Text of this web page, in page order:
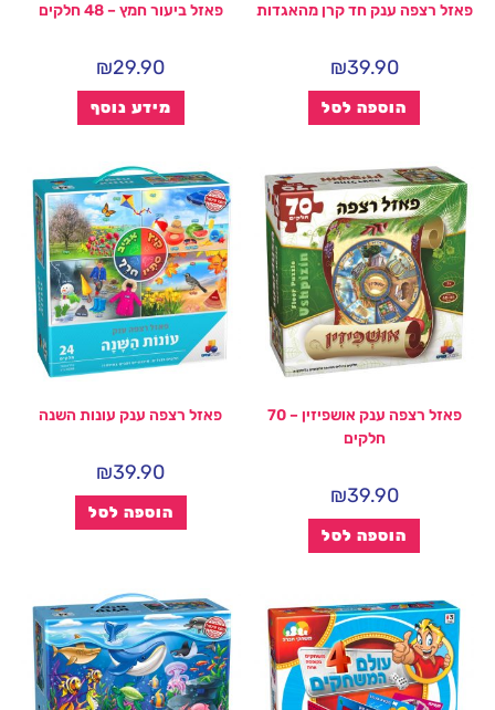
פאזל רצפה ענק חד קרן מהאגדות
₪39.90
הוספה לסל
פאזל ביעור חמץ – 48 חלקים
₪29.90
מידע נוסף
פאזל רצפה ענק אושפיזין – 70
חלקים
₪39.90
הוספה לסל
פאזל רצפה ענק עונות השנה
₪39.90
הוספה לסל